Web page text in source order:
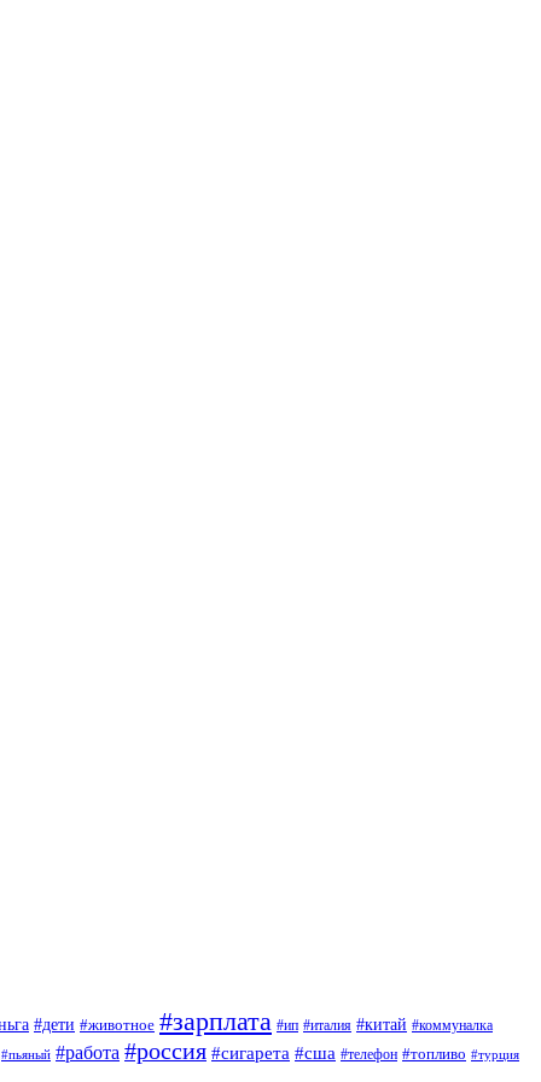
#дети #животное #зарплата #ип #италия #китай #коммуналка
#пьяный #работа #россия #сигарета #сша #телефон #топливо #турция